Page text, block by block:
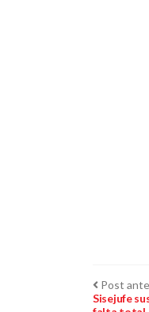
Post
Sisejufe